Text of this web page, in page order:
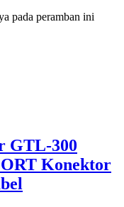
pada peramban ini
GTL-300
Konektor